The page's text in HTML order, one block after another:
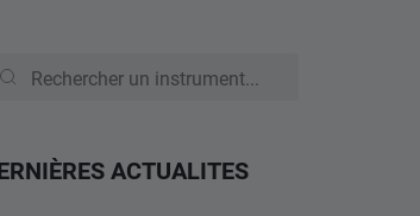
ACTUALITES